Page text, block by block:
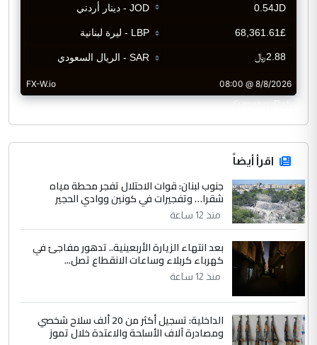
CurrencyRate
اقرأ أيضاً
جنوب لبنان: قوات الاحتلال تفجر محطة مياه
شقرا… وتفجيرات في كونين ووادي الحجير
منذ 12 ساعة
بعد انتهاء الزيارة الأربعينية.. تدهور مفاجئ في
كهرباء كربلاء وساعات الانقطاع تصل...
منذ 12 ساعة
الداخلية: تسجيل أكثر من 20 ألف سلاح شخصي
ومصادرة آلاف الأسلحة والاعتدة خلال تموز